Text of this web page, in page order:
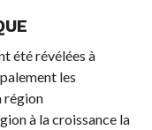
été révélées à
les
région
à la croissance la